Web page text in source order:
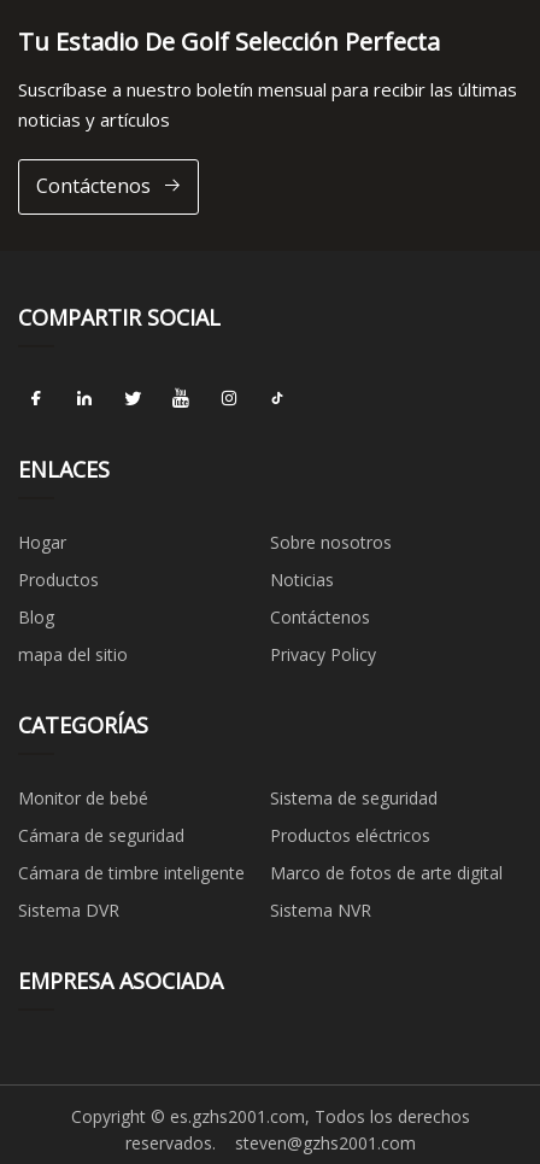
Tu Estadio De Golf Selección Perfecta
Suscríbase a nuestro boletín mensual para recibir las últimas
noticias y artículos
Contáctenos
COMPARTIR SOCIAL
ENLACES
Hogar
Sobre nosotros
Productos
Noticias
Blog
Contáctenos
mapa del sitio
Privacy Policy
CATEGORÍAS
Monitor de bebé
Sistema de seguridad
Cámara de seguridad
Productos eléctricos
Cámara de timbre inteligente
Marco de fotos de arte digital
Sistema DVR
Sistema NVR
EMPRESA ASOCIADA
Copyright © es.gzhs2001.com, Todos los derechos
reservados. steven@gzhs2001.com